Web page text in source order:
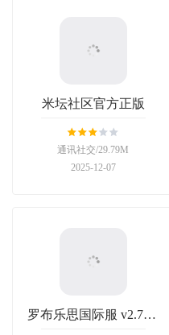
米坛社区官方正版
通讯社交/29.79M
2025-12-07
罗布乐思国际服 v2.703.